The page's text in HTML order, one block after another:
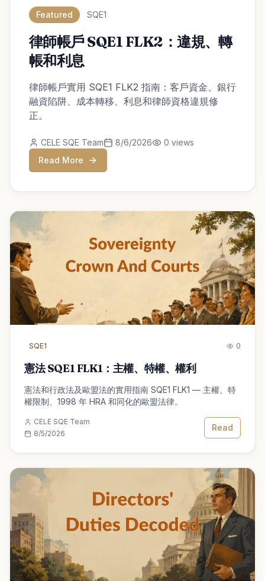
Featured SQE1
律師帳戶 SQE1 FLK2：違規、轉
帳和利息
律師帳戶實用 SQE1 FLK2 指南：客戶資金、銀行
融資陷阱、成本轉移、利息和律師資格違規修
正。
CELE SQE Team 8/6/2026 0 views
Read More
SQE1 0
憲法 SQE1 FLK1：主權、特權、權利
憲法和行政法及歐盟法的實用指南 SQE1 FLK1 — 主權、特
權限制、1998 年 HRA 和同化的歐盟法律。
CELE SQE Team
8/5/2026
Read